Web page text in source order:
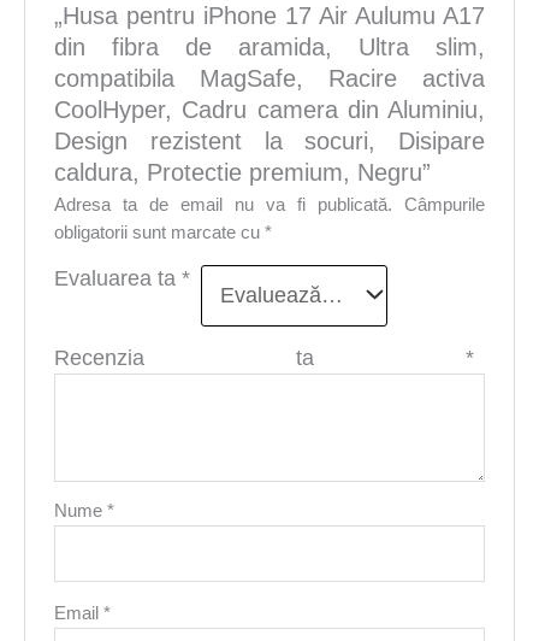
„Husa pentru iPhone 17 Air Aulumu A17
din fibra de aramida, Ultra slim,
compatibila MagSafe, Racire activa
CoolHyper, Cadru camera din Aluminiu,
Design rezistent la socuri, Disipare
caldura, Protectie premium, Negru”
Adresa ta de email nu va fi publicată.
Câmpurile
obligatorii sunt marcate cu*
Evaluarea ta*
Recenzia ta *
Nume*
Email*